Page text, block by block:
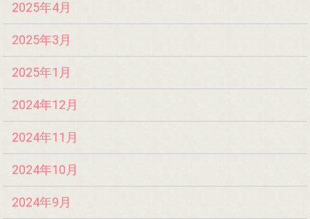
2025年4月
2025年3月
2025年1月
2024年12月
2024年11月
2024年10月
2024年9月